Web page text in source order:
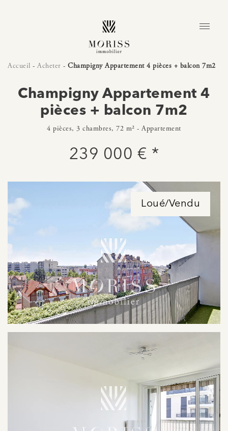
Accueil - Acheter - Champigny Appartement 4 pièces + balcon 7m2
Champigny Appartement 4
pièces + balcon 7m2
4 pièces, 3 chambres, 72 m² - Appartement
239 000 € *
Loué/Vendu